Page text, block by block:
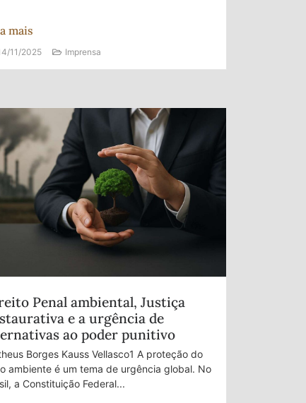
mais
11/2025 Imprensa
Penal ambiental, Justiça
e a urgência de
ao poder punitivo
Borges Kauss Vellasco1 A proteção do
ambiente é um tema de urgência global. No
a Constituição Federal...